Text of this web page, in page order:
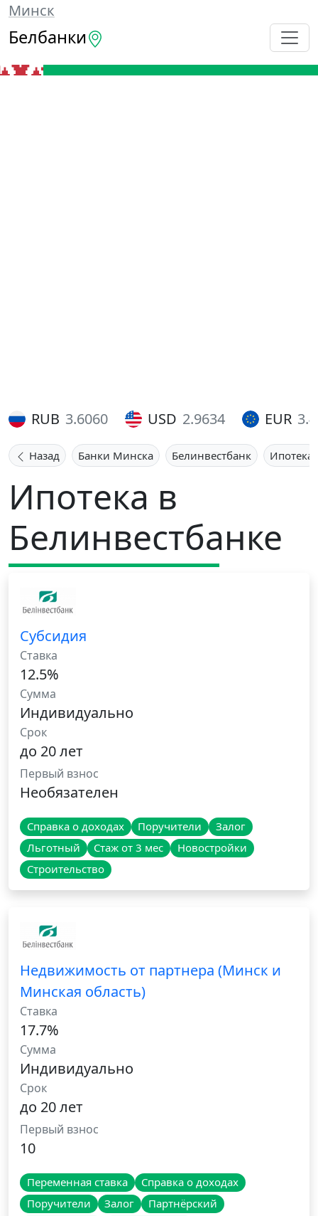
Минск
Белбанки
RUB 3.6060 USD 2.9634 EUR
Назад Банки Минска Белинвестбанк Ипотека
Ипотека в
Белинвестбанке
Субсидия
Ставка
12.5%
Сумма
Индивидуально
Срок
до 20 лет
Первый взнос
Необязателен
Справка о доходах Поручители
Залог
Льготный
Стаж от 3 мес
Новостройки
Строительство
Недвижимость от партнера (Минск и
Минская область)
Ставка
17.7%
Сумма
Индивидуально
Срок
до 20 лет
Первый взнос
10
Переменная ставка
Справка о доходах
Поручители
Залог
Партнёрский